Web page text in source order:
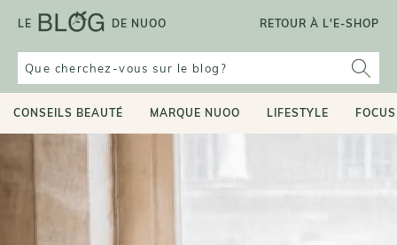
LE DE NUOO RETOUR À L'E-SHOP
CONSEILS BEAUTÉ MARQUE NUOO LIFESTYLE